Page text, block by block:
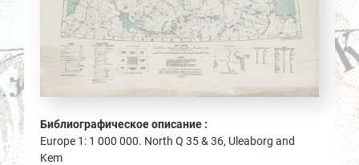
Библиографическое описание :
Europe 1: 1 000 000. North Q 35 & 36, Uleaborg and
Kem